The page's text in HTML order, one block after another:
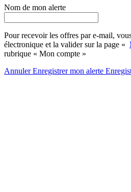
Nom de mon alerte
Pour recevoir les offres par e-mail,
électronique et la valider sur la page «
rubrique « Mon compte »
AnnulerEnregistrer mon alerte